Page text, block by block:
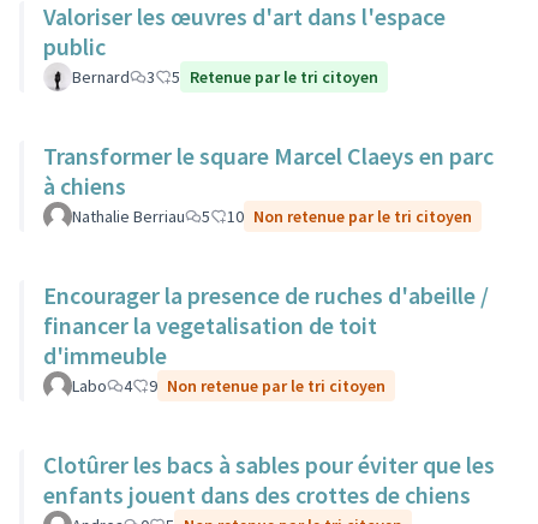
Valoriser les œuvres d'art dans l'espace
public
Bernard 3 5 Retenue par le tri citoyen
Transformer le square Marcel Claeys en parc
à chiens
Nathalie Berriau 5 10 Non retenue par le tri citoyen
Encourager la presence de ruches d'abeille /
financer la vegetalisation de toit
d'immeuble
Labo 4 9 Non retenue par le tri citoyen
Clotûrer les bacs à sables pour éviter que les
enfants jouent dans des crottes de chiens